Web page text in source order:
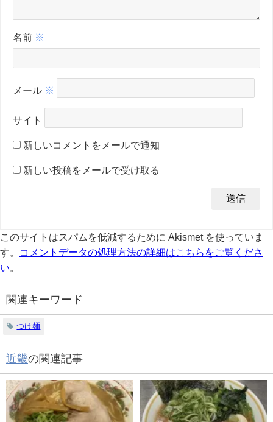
名前 ※
メール ※
サイト
新しいコメントをメールで通知
新しい投稿をメールで受け取る
このサイトはスパムを低減するために Akismet を使っていま
す。
コメントデータの処理方法の詳細はこちらをご覧くださ
い。
関連キーワード
つけ麺
近畿の関連記事